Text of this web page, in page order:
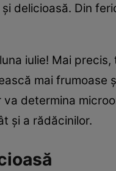
delicioasă. Din
iulie! Mai precis,
mai frumoase
determina
și a rădăcinilor.